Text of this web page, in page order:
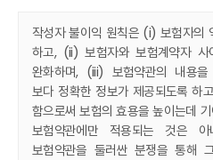
작성자 불이익 원칙은 (i) 보험자의
하고, (ii) 보험자와 보험계약자 사
완화하며, (iii) 보험약관의 내용을
보다 정확한 정보가 제공되도록 하
함으로써 보험의 효용을 높이는데
보험약관에만 적용되는 것은
보험약관을 둘러싼 분쟁을 통해